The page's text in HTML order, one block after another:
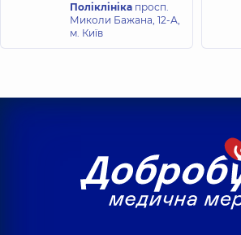
Поліклініка просп.
Миколи Бажана, 12-А,
м. Київ